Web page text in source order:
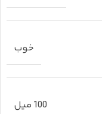
خوب
100 میل